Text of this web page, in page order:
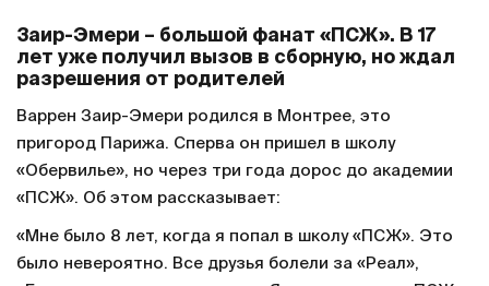
Заир-Эмери – большой фанат «ПСЖ». В 17
лет уже получил вызов в сборную, но ждал
разрешения от родителей
Варрен Заир-Эмери родился в Монтрее, это
пригород Парижа. Сперва он пришел в школу
«Обервилье», но через три года дорос до академии
«ПСЖ». Об этом рассказывает:
«Мне было 8 лет, когда я попал в школу «ПСЖ». Это
было невероятно. Все друзья болели за «Реал»,